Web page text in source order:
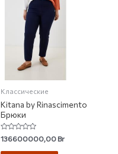
Классические
Kitana by Rinascimento
Брюки
Rated
0
out
136600000,00Br